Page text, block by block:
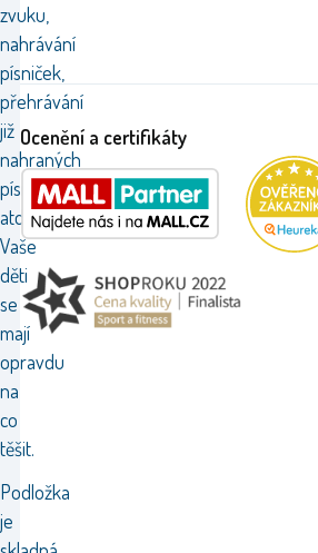
zvuku,
nahrávání
písniček,
přehrávání
již
nahraných
písniček
atd.
Vaše
děti
se
mají
opravdu
na
co
těšit.
Podložka
je
Ocenění a certifikáty